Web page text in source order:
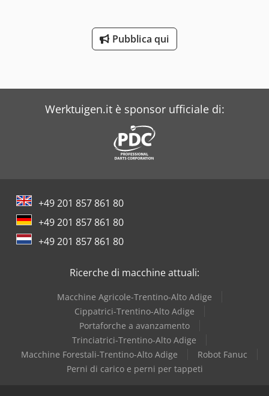
Pubblica qui
Werktuigen.it è sponsor ufficiale di:
+49 201 857 861 80
+49 201 857 861 80
+49 201 857 861 80
Ricerche di macchine attuali:
Macchine Agricole-Trentino-Alto Adige
Cippatrici-Trentino-Alto Adige
Portaforche a avanzamento
Trinciatrici-Trentino-Alto Adige
Macchine Forestali-Trentino-Alto Adige
Robot Fanuc
Perni di carico e perni per tappeti